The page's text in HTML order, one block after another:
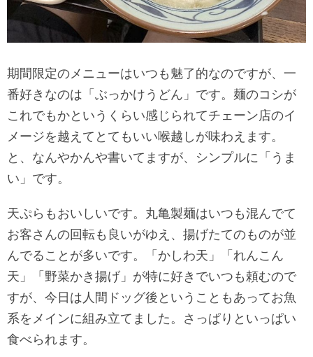
期間限定のメニューはいつも魅了的なのですが、一
番好きなのは「ぶっかけうどん」です。麺のコシが
これでもかというくらい感じられてチェーン店のイ
メージを越えてとてもいい喉越しが味わえます。
と、なんやかんや書いてますが、シンプルに「うま
い」です。
天ぷらもおいしいです。丸亀製麺はいつも混んでて
お客さんの回転も良いがゆえ、揚げたてのものが並
んでることが多いです。「かしわ天」「れんこん
天」「野菜かき揚げ」が特に好きでいつも頼むので
すが、今日は人間ドッグ後ということもあってお魚
系をメインに組み立てました。さっぱりといっぱい
食べられます。